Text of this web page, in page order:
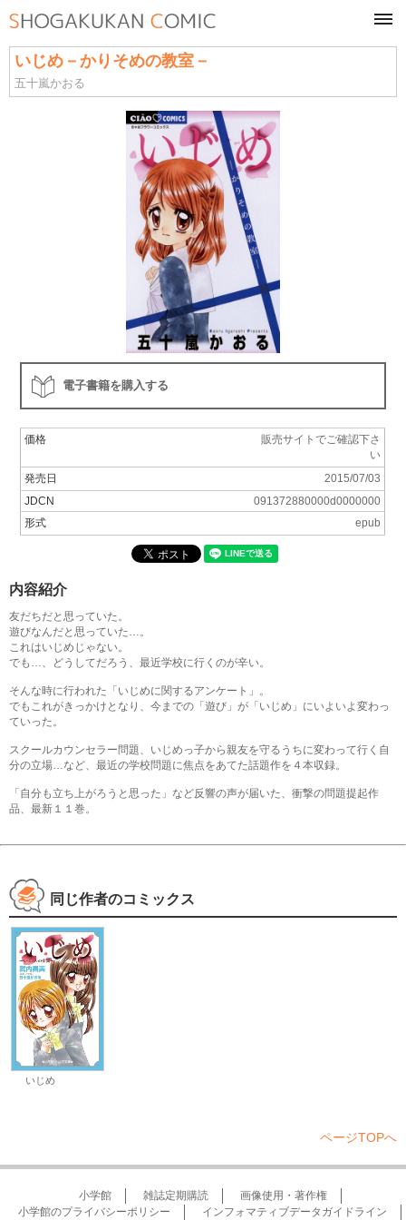
いじめ－かりそめの教室－
五十嵐かおる
電子書籍を購入する
価格
販売サイトでご確認下さ
い
発売日
2015/07/03
JDCN
091372880000d0000000
形式
epub
内容紹介
友だちだと思っていた。
遊びなんだと思っていた…。
これはいじめじゃない。
でも…、どうしてだろう、最近学校に行くのが辛い。
そんな時に行われた「いじめに関するアンケート」。
でもこれがきっかけとなり、今までの「遊び」が「いじめ」にいよいよ変わっ
ていった。
スクールカウンセラー問題、いじめっ子から親友を守るうちに変わって行く自
分の立場…など、最近の学校問題に焦点をあてた話題作を４本収録。
「自分も立ち上がろうと思った」など反響の声が届いた、衝撃の問題提起作
品、最新１１巻。
同じ作者のコミックス
いじめ
ページTOPへ
小学館 雑誌定期購読
画像使用・著作権
小学館のプライバシーポリシー
インフォマティブデータガイドライン